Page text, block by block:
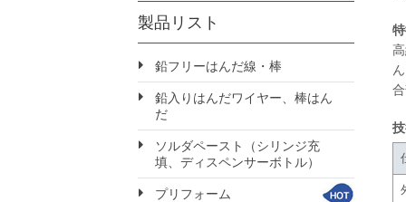
製品リスト
鉛フリーはんだ線・棒
鉛入りはんだワイヤー、棒はん
だ
ソルダペースト（シリンジ充
填、ディスペンサーボトル）
プリフォーム